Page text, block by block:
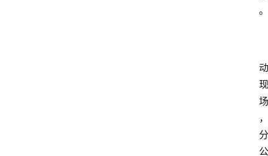
。
动
现
场
，
分
公